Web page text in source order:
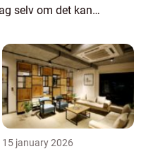
selv om det kan
for at slappe af m...
15 january 2026